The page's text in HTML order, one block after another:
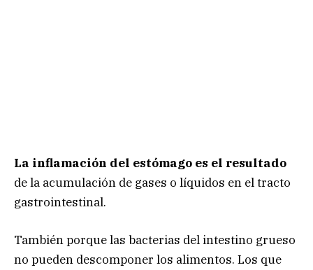
La inflamación del estómago es el resultado
de la acumulación de gases o líquidos en el tracto
gastrointestinal.
También porque las bacterias del intestino grueso
no pueden descomponer los alimentos. Los que